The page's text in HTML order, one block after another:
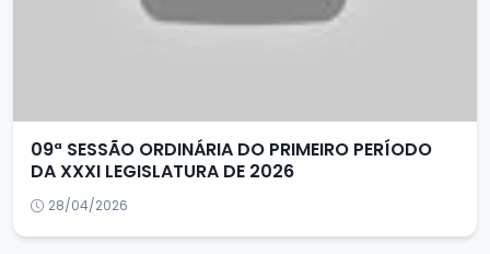
09ª SESSÃO ORDINÁRIA DO PRIMEIRO PERÍODO
DA XXXI LEGISLATURA DE 2026
28/04/2026